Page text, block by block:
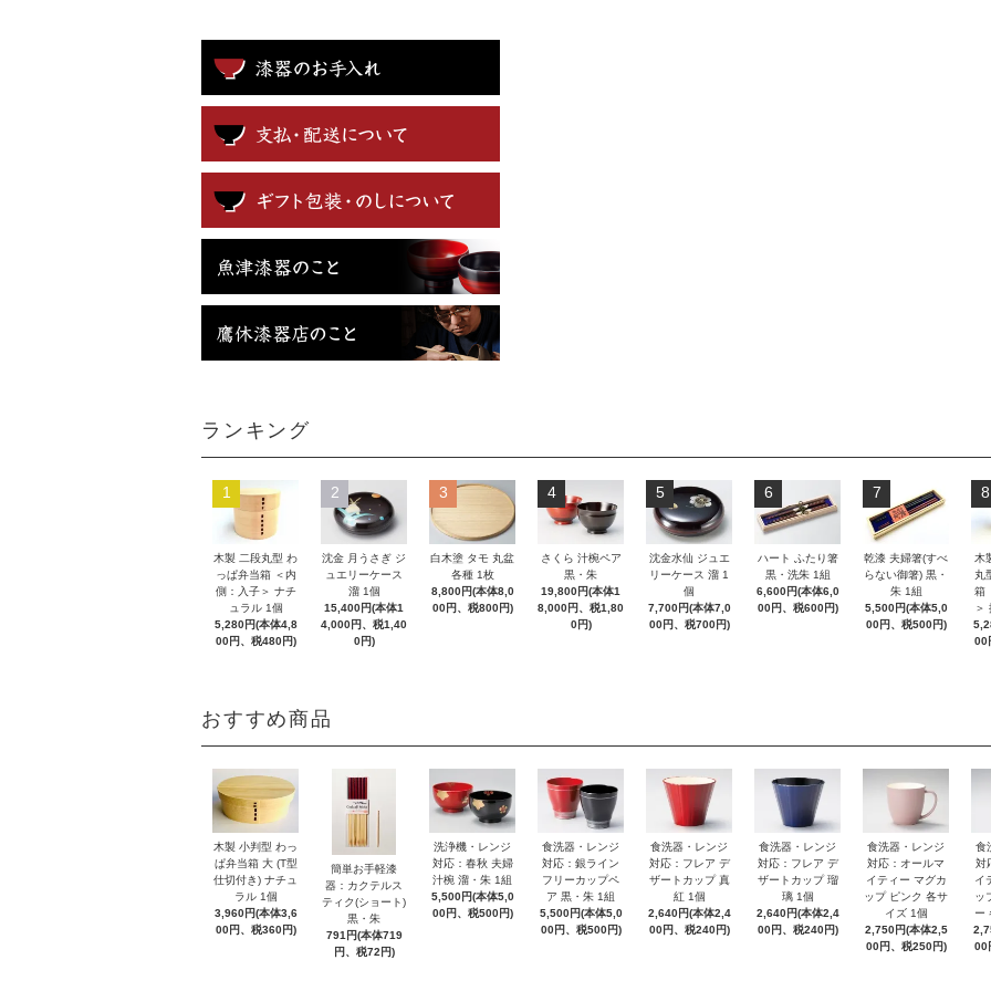
ランキング
1
木製 二段丸型 わ
っぱ弁当箱 ＜内
側：入子＞ ナチ
ュラル 1個
5,280円(本体4,8
00円、税480円)
2
沈金 月うさぎ ジ
ュエリーケース
溜 1個
15,400円(本体1
4,000円、税1,40
0円)
3
白木塗 タモ 丸盆
各種 1枚
8,800円(本体8,0
00円、税800円)
4
さくら 汁椀ペア
黒・朱
19,800円(本体1
8,000円、税1,80
0円)
5
沈金水仙 ジュエ
リーケース 溜 1
個
7,700円(本体7,0
00円、税700円)
6
ハート ふたり箸
黒・洗朱 1組
6,600円(本体6,0
00円、税600円)
7
乾漆 夫婦箸(すべ
らない御箸) 黒・
朱 1組
5,500円(本体5,0
00円、税500円)
8
木
丸
箱
＞
00
おすすめ商品
木製 小判型 わっ
ぱ弁当箱 大 (T型
仕切付き) ナチュ
ラル 1個
3,960円(本体3,6
00円、税360円)
簡単お手軽漆
器：カクテルス
ティク(ショート)
黒・朱
791円(本体719
円、税72円)
洗浄機・レンジ
対応：春秋 夫婦
汁椀 溜・朱 1組
5,500円(本体5,0
00円、税500円)
食洗器・レンジ
対応：銀ライン
フリーカップペ
ア 黒・朱 1組
5,500円(本体5,0
00円、税500円)
食洗器・レンジ
対応：フレア デ
ザートカップ 真
紅 1個
2,640円(本体2,4
00円、税240円)
食洗器・レンジ
対応：フレア デ
ザートカップ 瑠
璃 1個
2,640円(本体2,4
00円、税240円)
食洗器・レンジ
対応：オールマ
イティー マグカ
ップ ピンク 各サ
イズ 1個
2,750円(本体2,5
00円、税250円)
食
対
イ
ッ
ー
00